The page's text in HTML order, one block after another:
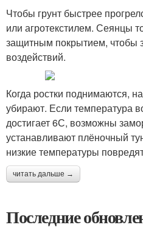
Чтобы грунт быстрее
или агротекстилем. Сеянцы
защитным покрытием, чтобы
воздействий.
Когда ростки поднимаются,
убирают. Если температура
достигает 6С, возможны
устанавливают плёночный
низкие температуры
читать дальше →
Последние